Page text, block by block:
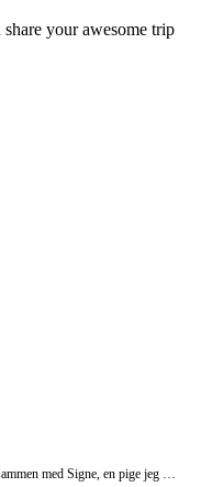
I soendags ankom jeg her til den lille oe Koh Samet sammen med Signe, en pige jeg moedte i Bangkok og aftalte at tilbringe denne uge sammen med. Vi har fundet et fint sted at bo meget taet paa den fantastiske diamantstrand, hvor vi har tilbragt en hel del tid. Det er nogle helt fantastiske strande her er. Meget at tiden har staaet paa afslapning, hvilket vi nyder i fulde drag inden jeg tager videre til new Zealand paa mandag. I gaar sejlede vi rundt om oeen, hvor vi undervejs snorklede og fiskede. Det var super hyggeligt. I morgen tager vi tilbage til Bangkok, saa vi maa haabe at urolighederne der her vaeret der denne uge er stoppet. Det foeles lidt maerkerligt at skulle forlade Thailand, nu jeg har vaeret her en maaned og lige har vaennet mig til at vaere her, men glaeder mig ogsaa meget til at komme videre.